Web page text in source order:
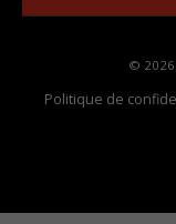
© 2026
Politique de